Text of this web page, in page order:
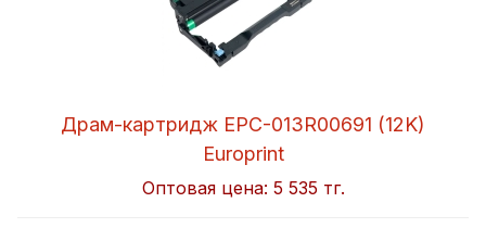
Драм-картридж EPC-013R00691 (12K)
Europrint
Оптовая цена: 5 535 тг.